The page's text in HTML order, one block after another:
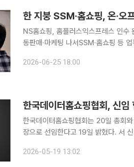
한 지붕 SSM·홈쇼핑, 온·오
NS홈쇼핑, 홈플러스익스프레스 인
동판매·마케팅 나서SSM·홈쇼핑 등 업황 부
홈플러스익스프레스(익스프레스)가
2026-06-25 18:00
한국데이터홈쇼핑협회, 신
한국데이터홈쇼핑협회는 20일 총회
장으로 선임한다고 19일 밝혔다. 서 신임 협회장은 서울대 국제경제학 학․석사와 미주리대에서 경제
에서 금융부, 경제부, 증권부를 두루
2026-05-19 13:02